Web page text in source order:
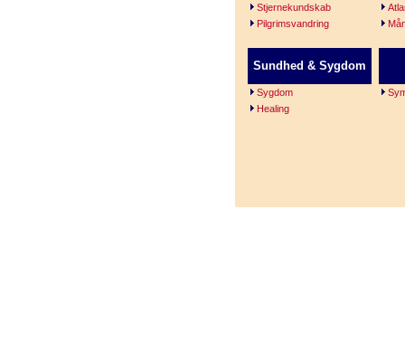
Stjernekundskab
Pilgrimsvandring
Sundhed & Sygdom
Sygdom
Healing